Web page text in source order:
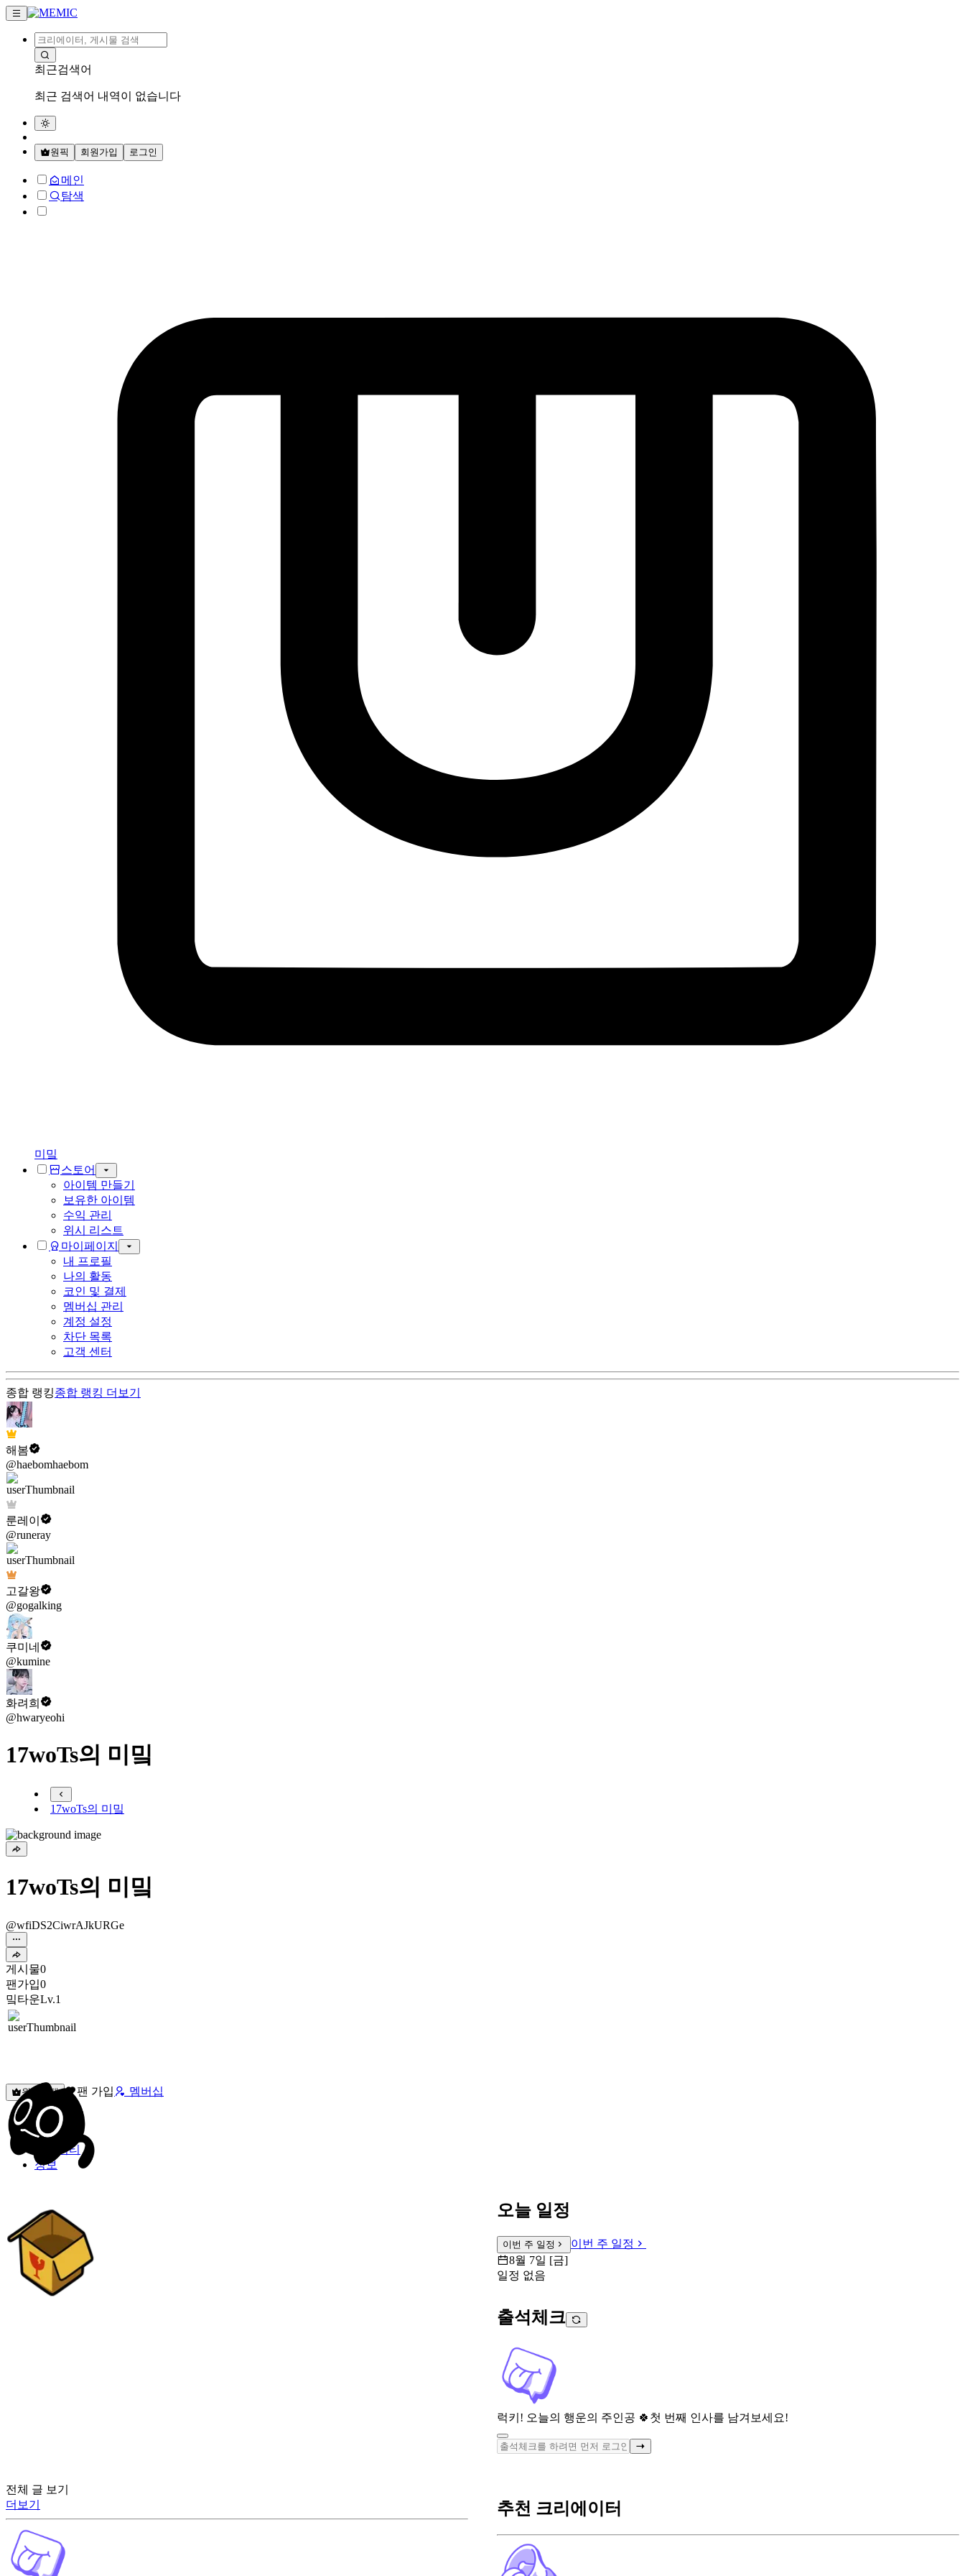
최근검색어
최근 검색어 내역이 없습니다
원픽 회원가입 로그인
메인
탐색
미밐
스토어
아이템 만들기
보유한 아이템
수익 관리
위시 리스트
마이페이지
내 프로필
나의 활동
코인 및 결제
멤버십 관리
계정 설정
차단 목록
고객 센터
종합 랭킹종합 랭킹 더보기
해봄
@haebomhaebom
룬레이
@runeray
고갈왕
@gogalking
쿠미네
@kumine
화려희
@hwaryeohi
17woTs의 미밐
17woTs의 미밐
17woTs의 미밐
@wfiDS2CiwrAJkURGe
게시물0
팬가입0
밐타운Lv.1
원픽선택 팬 가입 멤버십
밐타운
피드
커뮤니티
정보
오늘 일정
이번 주 일정
이번 주 일정
8월 7일 [금]
일정 없음
출석체크
럭키! 오늘의 행운의 주인공 🍀 첫 번째 인사를 남겨보세요!
전체 글 보기
더보기
추천 크리에이터